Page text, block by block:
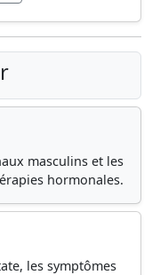
masculins et les
hormonales.
les symptômes